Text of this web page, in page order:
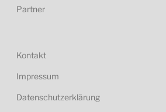
Partner
Kontakt
Impressum
Datenschutzerklärung